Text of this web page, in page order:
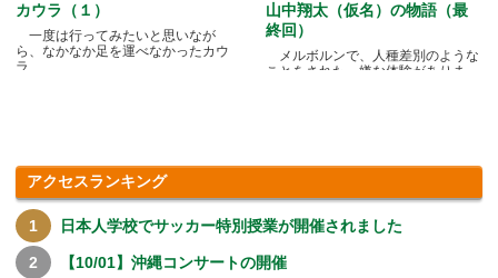
カウラ（１）
一度は行ってみたいと思いなが
ら、なかなか足を運べなかったカウ
ラ.....
山中翔太（仮名）の物語（最
終回）
メルボルンで、人種差別のような
ことをされた、嫌な体験がありま
アクセスランキング
日本人学校でサッカー特別授業が開催されました
【10/01】沖縄コンサートの開催